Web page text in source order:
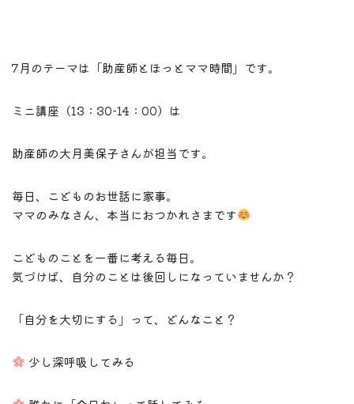
7月のテーマは「助産師とほっとママ時間」です。
ミニ講座（13：30-14：00）は
助産師の大月美保子さんが担当です。
毎日、こどものお世話に家事。
ママのみなさん、本当におつかれさまです
こどものことを一番に考える毎日。
気づけば、自分のことは後回しになっていませんか？
「自分を大切にする」って、どんなこと？
少し深呼吸してみる